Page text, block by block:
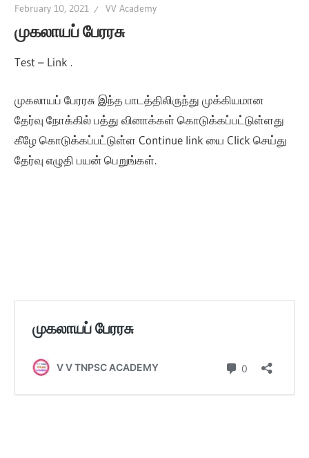
All
February 10, 2021 VV Academy
முகலாயப் பேரரசு
Test – Link .
முகலாயப் பேரரசு இந்த பாடத்திலிருந்து முக்கியமான
தேர்வு நோக்கில் பத்து வினாக்கள் கொடுக்கப்பட்டுள்ளது
கீழே கொடுக்கப்பட்டுள்ள Continue link யை Click செய்து
தேர்வு எழுதி பயன் பெறுங்கள்.